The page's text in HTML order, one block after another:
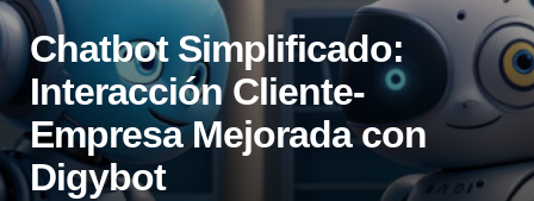
Chatbot Simplificado:
Interacción Cliente-
Empresa Mejorada con
Digybot